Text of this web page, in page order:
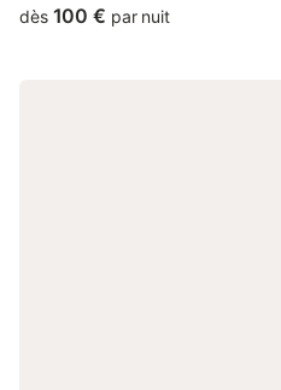
parking and free WiFi. Toulon
dès 100 € par nuit